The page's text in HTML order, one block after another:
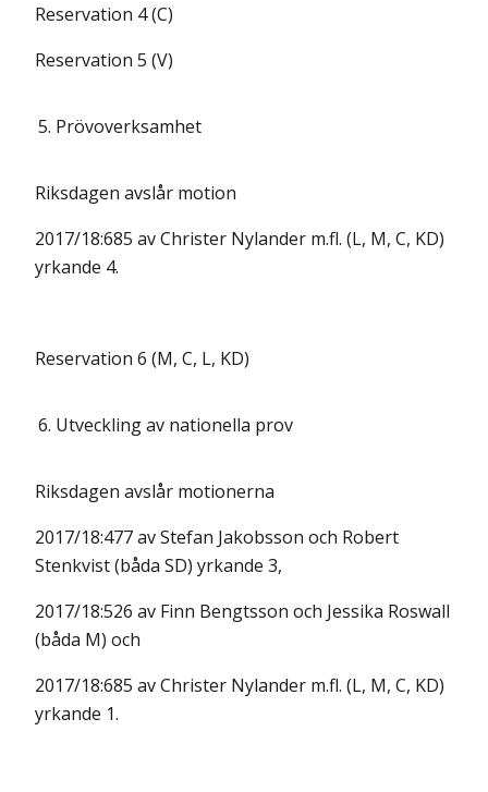
Reservation 4 (C)
Reservation 5 (V)
5. Prövoverksamhet
Riksdagen avslår motion
2017/18:685 av Christer Nylander m.fl. (L, M, C, KD)
yrkande 4.
Reservation 6 (M, C, L, KD)
6. Utveckling av nationella prov
Riksdagen avslår motionerna
2017/18:477 av Stefan Jakobsson och Robert
Stenkvist (båda SD) yrkande 3,
2017/18:526 av Finn Bengtsson och Jessika Roswall
(båda M) och
2017/18:685 av Christer Nylander m.fl. (L, M, C, KD)
yrkande 1.